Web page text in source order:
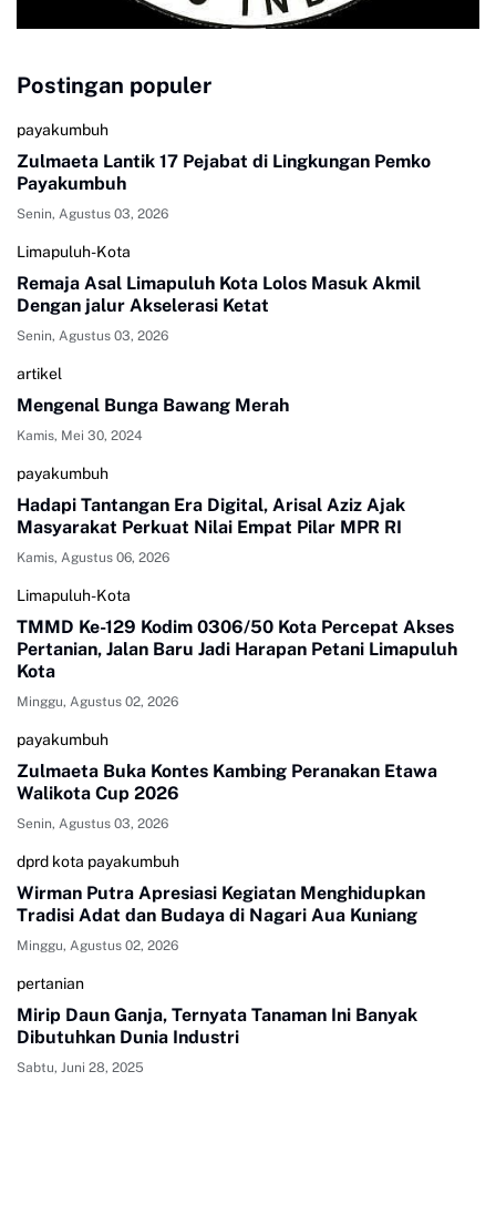
Postingan populer
payakumbuh
Zulmaeta Lantik 17 Pejabat di Lingkungan Pemko
Payakumbuh
Senin, Agustus 03, 2026
Limapuluh-Kota
Remaja Asal Limapuluh Kota Lolos Masuk Akmil
Dengan jalur Akselerasi Ketat
Senin, Agustus 03, 2026
artikel
Mengenal Bunga Bawang Merah
Kamis, Mei 30, 2024
payakumbuh
Hadapi Tantangan Era Digital, Arisal Aziz Ajak
Masyarakat Perkuat Nilai Empat Pilar MPR RI
Kamis, Agustus 06, 2026
Limapuluh-Kota
TMMD Ke-129 Kodim 0306/50 Kota Percepat Akses
Pertanian, Jalan Baru Jadi Harapan Petani Limapuluh
Kota
Minggu, Agustus 02, 2026
payakumbuh
Zulmaeta Buka Kontes Kambing Peranakan Etawa
Walikota Cup 2026
Senin, Agustus 03, 2026
dprd kota payakumbuh
Wirman Putra Apresiasi Kegiatan Menghidupkan
Tradisi Adat dan Budaya di Nagari Aua Kuniang
Minggu, Agustus 02, 2026
pertanian
Mirip Daun Ganja, Ternyata Tanaman Ini Banyak
Dibutuhkan Dunia Industri
Sabtu, Juni 28, 2025